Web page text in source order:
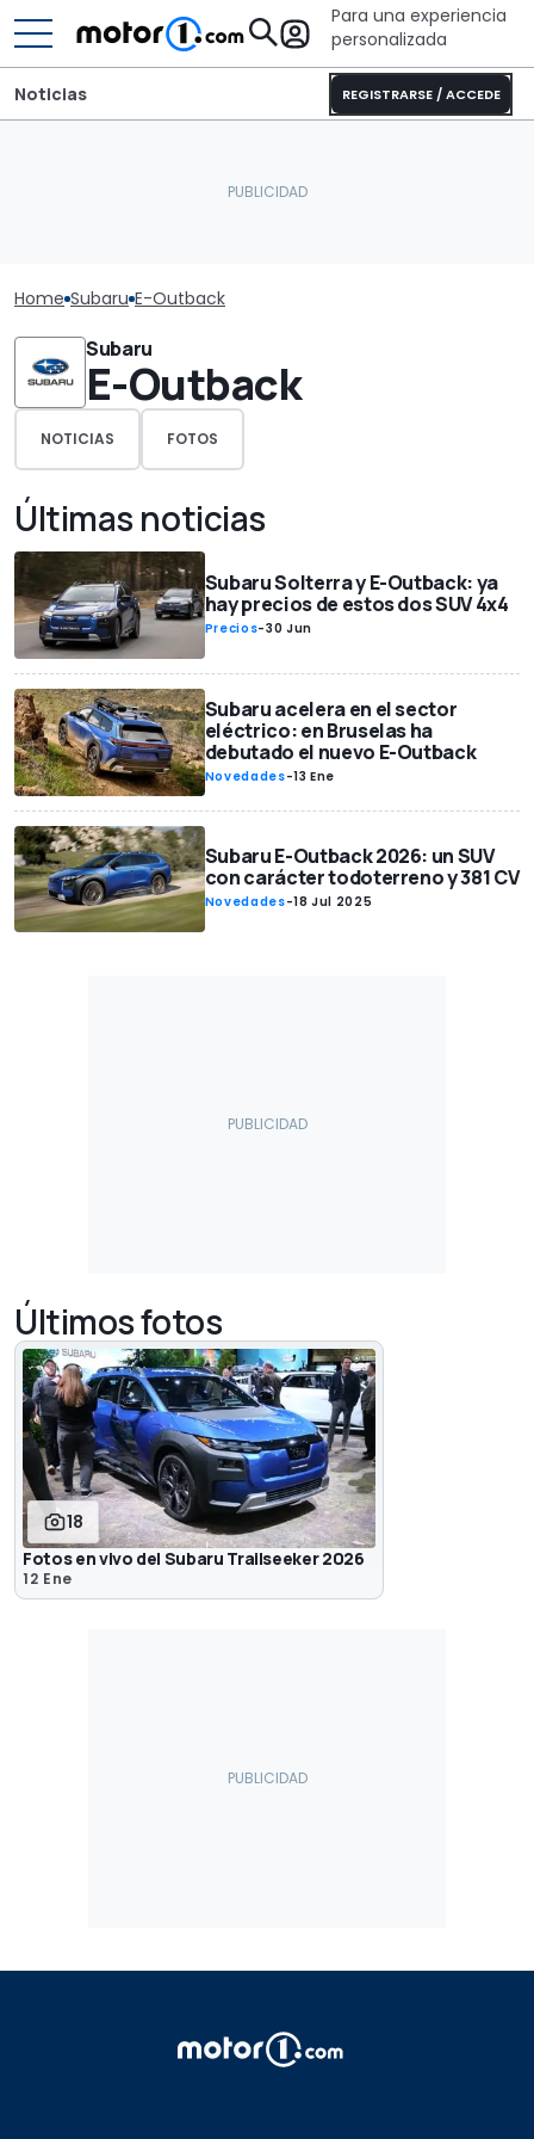
Para una experiencia
personalizada
REGISTRARSE / ACCEDE
Noticias
Home Subaru E-Outback
Subaru
E-Outback
NOTICIAS FOTOS
Últimas noticias
Subaru Solterra y E-Outback: ya
hay precios de estos dos SUV 4x4
Precios-30 Jun
Subaru acelera en el sector
eléctrico: en Bruselas ha
debutado el nuevo E-Outback
Novedades-13 Ene
Subaru E-Outback 2026: un SUV
con carácter todoterreno y 381 CV
Novedades-18 Jul 2025
Últimos fotos
18
Fotos en vivo del Subaru Trailseeker 2026
12 Ene